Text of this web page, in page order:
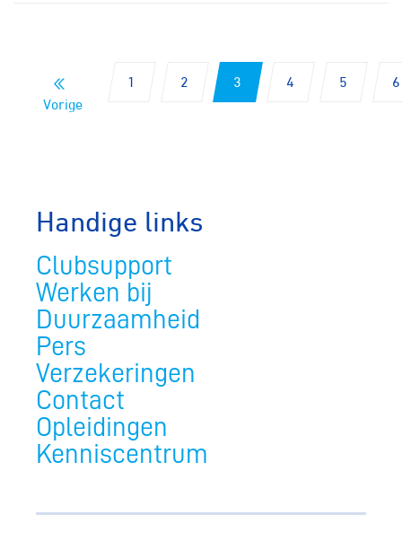
Vorige
1 2 3 4 5 6
Handige links
Clubsupport
Werken bij
Duurzaamheid
Pers
Verzekeringen
Contact
Opleidingen
Kenniscentrum